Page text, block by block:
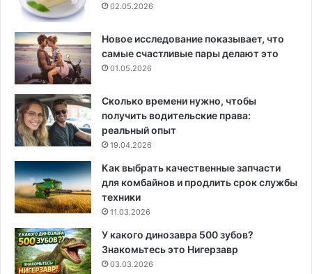
02.05.2026
Новое исследование показывает, что
самые счастливые пары делают это
01.05.2026
Сколько времени нужно, чтобы
получить водительские права:
реальный опыт
19.04.2026
Как выбрать качественные запчасти
для комбайнов и продлить срок службы
техники
11.03.2026
У какого динозавра 500 зубов?
Знакомьтесь это Нигерзавр
03.03.2026